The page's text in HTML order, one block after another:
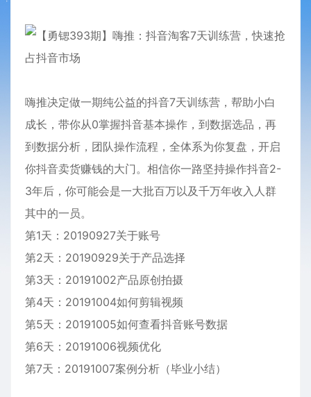
嗨推决定做一期纯公益的抖音7天训练营，帮助小白
成长，带你从0掌握抖音基本操作，到数据选品，再
到数据分析，团队操作流程，全体系为你复盘，开启
你抖音卖货赚钱的大门。相信你一路坚持操作抖音2-
3年后，你可能会是一大批百万以及千万年收入人群
其中的一员。
第1天：20190927关于账号
第2天：20190929关于产品选择
第3天：20191002产品原创拍摄
第4天：20191004如何剪辑视频
第5天：20191005如何查看抖音账号数据
第6天：20191006视频优化
第7天：20191007案例分析（毕业小结）